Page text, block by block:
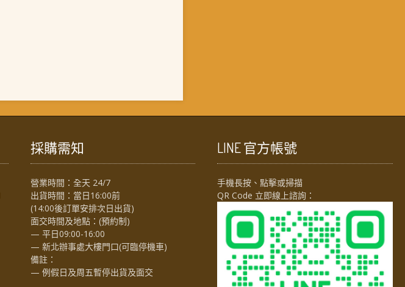
採購需知
營業時間：全天 24/7
出貨時間：當日16:00前
(14:00後訂單安排次日出貨)
面交時間及地點：(預約制)
— 平日09:00-16:00
— 新北辦事處大樓門口(可臨停機車)
備註：
— 例假日及周五暫停出貨及面交
LINE 官方帳號
手機長按、點擊或掃描
QR Code 立即線上諮詢：